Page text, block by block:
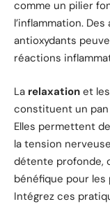
comme un pilier
l’inflammation.
antioxydants
réactions
La relaxation et les
constituent un
Elles permettent
la tension
détente profonde,
bénéfique pour
Intégrez ces